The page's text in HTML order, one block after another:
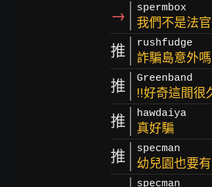
→ spermbox
我們不是法官
推 rushfudge
詐騙島意外嗎
推 Greenband
!!好奇這間很
推 hawdaiya
真好騙
推 specman
幼兒園也要
specman